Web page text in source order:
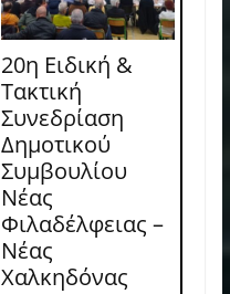
20η Ειδική &
Τακτική
Συνεδρίαση
Δημοτικού
Συμβουλίου
Νέας
Φιλαδέλφειας –
Νέας
Χαλκηδόνας